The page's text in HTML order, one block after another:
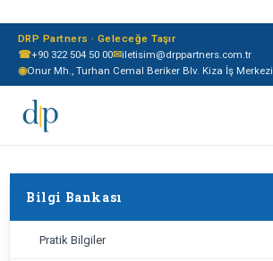
☎+90 322 504 50 00✉iletisim@drppartners.com.tr
◉Onur Mh., Turhan Cemal Beriker Blv. Kiza İş Merkezi
DRP Partners · Geleceğe Taşır
Bilgi Bankası
Pratik Bilgiler